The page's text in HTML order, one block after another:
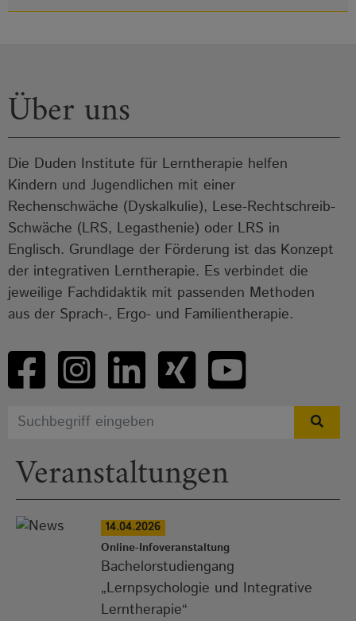
Über uns
Die Duden Institute für Lerntherapie helfen
Kindern und Jugendlichen mit einer
Rechenschwäche (Dyskalkulie), Lese-Rechtschreib-
Schwäche (LRS, Legasthenie) oder LRS in
Englisch. Grundlage der Förderung ist das Konzept
der integrativen Lerntherapie. Es verbindet die
jeweilige Fachdidaktik mit passenden Methoden
aus der Sprach-, Ergo- und Familientherapie.
Veranstaltungen
14.04.2026
Online-Infoveranstaltung
Bachelorstudiengang
„Lernpsychologie und Integrative
Lerntherapie“